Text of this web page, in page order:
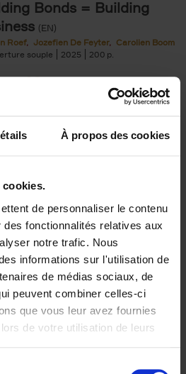
À propos des cookies
cookies.
de personnaliser le contenu
fonctionnalités relatives aux
notre trafic. Nous
informations sur l'utilisation de
de médias sociaux, de
peuvent combiner celles-ci
que vous leur avez fournies
de votre utilisation de leurs
Bonds = Building
(EN)
Roef Jozefien De Feyter
Carolien Boom
souple
2025 200
99
Retail. Beyond
Hysteria
Ossel
finition
2019 350
99